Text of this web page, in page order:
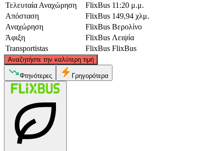
Τελευταία Αναχώρηση
FlixBus 11:20 μ.μ.
Απόσταση
FlixBus 149,94 χλμ.
Αναχώρηση
FlixBus Βερολίνο
Άφιξη
FlixBus Λειψία
Transportistas
FlixBus FlixBus
Αναζητήστε την καλύτερη τιμή
©CARTO, ©
Φτηνότερες Γρηγορότερα